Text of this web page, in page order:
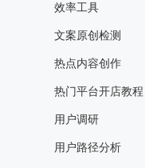
效率工具
文案原创检测
热点内容创作
热门平台开店教程
用户调研
用户路径分析